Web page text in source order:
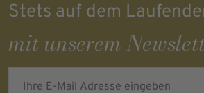
Stets auf dem
mit unserem